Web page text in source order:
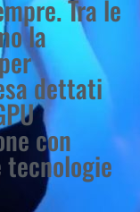
Tra le
la
dettati
con
tecnologie